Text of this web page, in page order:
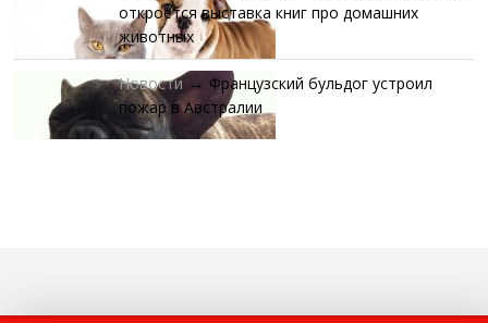
откроется выставка книг про домашних
животных
Новости → Французский бульдог устроил
пожар в Австралии